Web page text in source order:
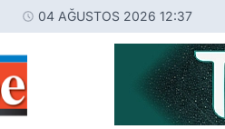
04 AĞUSTOS 2026 12:37